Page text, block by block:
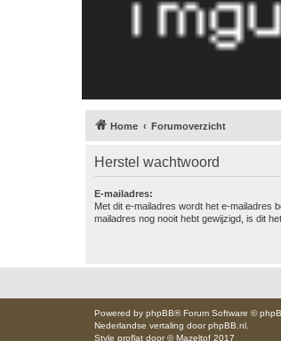
Home Forumoverzicht
Herstel wachtwoord
E-mailadres:
Met dit e-mailadres wordt het e-mailadres
mailadres nog nooit hebt gewijzigd, is dit
Powered by phpBB® Forum Software ©
Nederlandse vertaling doorphpBB.nl
Style proflat door ©Mazeltof 2017